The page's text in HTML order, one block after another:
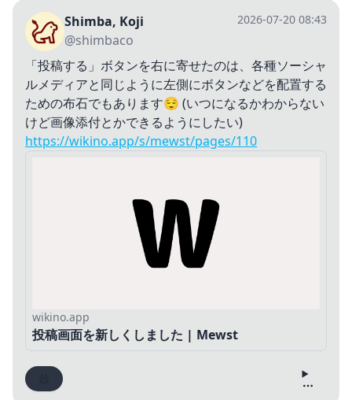
Shimba, Koji
@shimbaco
2026-07-20 08:43
「投稿する」ボタンを右に寄せたのは、各種ソーシャ
ルメディアと同じように左側にボタンなどを配置する
ための布石でもあります😌 (いつになるかわからない
けど画像添付とかできるようにしたい)
https://wikino.app/s/mewst/pages/110
wikino.app
投稿画面を新しくしました | Mewst